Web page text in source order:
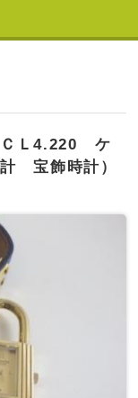
ＣＬ4.220 ケ
宝飾時計）